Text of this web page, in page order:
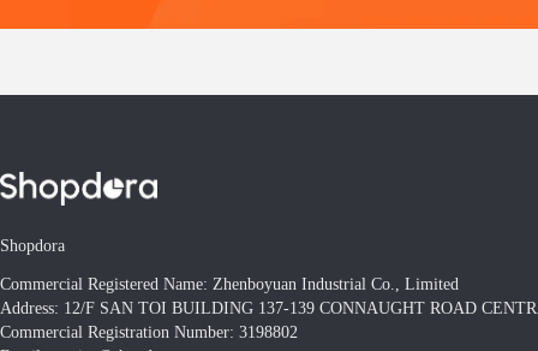
Shopdora
Commercial Registered Name: Zhenboyuan Industrial Co., Limited
Address: 12/F SAN TOI BUILDING 137-139 CONNAUGHT ROAD
Commercial Registration Number: 3198802